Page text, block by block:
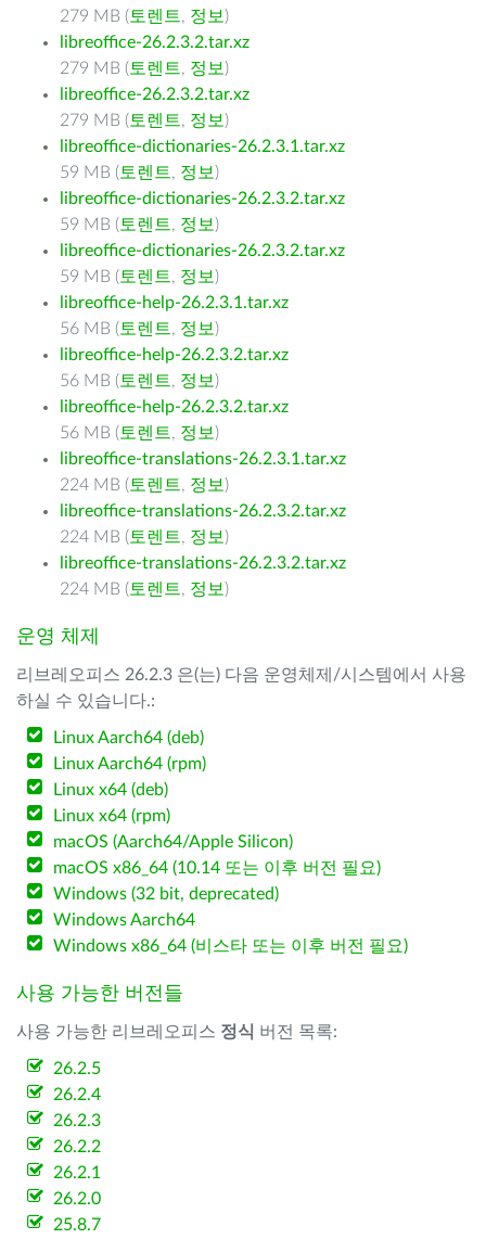
279 MB ( 토렌트, 정보 )
libreoffice-26.2.3.2.tar.xz
279 MB ( 토렌트, 정보 )
libreoffice-26.2.3.2.tar.xz
279 MB ( 토렌트, 정보 )
libreoffice-dictionaries-26.2.3.1.tar.xz
59 MB ( 토렌트, 정보 )
libreoffice-dictionaries-26.2.3.2.tar.xz
59 MB ( 토렌트, 정보 )
libreoffice-dictionaries-26.2.3.2.tar.xz
59 MB ( 토렌트, 정보 )
libreoffice-help-26.2.3.1.tar.xz
56 MB ( 토렌트, 정보 )
libreoffice-help-26.2.3.2.tar.xz
56 MB ( 토렌트, 정보 )
libreoffice-help-26.2.3.2.tar.xz
56 MB ( 토렌트, 정보 )
libreoffice-translations-26.2.3.1.tar.xz
224 MB ( 토렌트, 정보 )
libreoffice-translations-26.2.3.2.tar.xz
224 MB ( 토렌트, 정보 )
libreoffice-translations-26.2.3.2.tar.xz
224 MB ( 토렌트, 정보 )
운영 체제
리브레오피스 26.2.3 은(는) 다음 운영체제/시스템에서 사용
하실 수 있습니다.:
Linux Aarch64 (deb)
Linux Aarch64 (rpm)
Linux x64 (deb)
Linux x64 (rpm)
macOS (Aarch64/Apple Silicon)
macOS x86_64 (10.14 또는 이후 버전 필요)
Windows (32 bit, deprecated)
Windows Aarch64
Windows x86_64 (비스타 또는 이후 버전 필요)
사용 가능한 버전들
사용 가능한 리브레오피스 정식 버전 목록:
26.2.5
26.2.4
26.2.3
26.2.2
26.2.1
26.2.0
25.8.7